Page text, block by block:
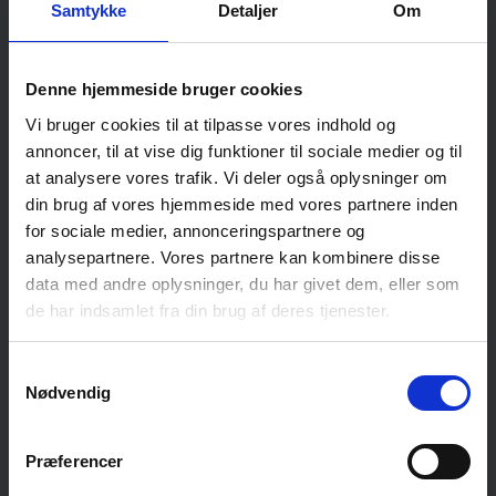
Samtykke Detaljer Om
Denne hjemmeside bruger cookies
Vi bruger cookies til at tilpasse vores indhold og
annoncer, til at vise dig funktioner til sociale medier og til
at analysere vores trafik. Vi deler også oplysninger om
din brug af vores hjemmeside med vores partnere inden
for sociale medier, annonceringspartnere og
analysepartnere. Vores partnere kan kombinere disse
data med andre oplysninger, du har givet dem, eller som
de har indsamlet fra din brug af deres tjenester.
Nødvendig
Præferencer
Læs om vores forskellige
services
Hos Sergel bekymrer vi os om dig og din kunde. Med stor
erfaring og ekspertise kan vi hjælpe dig, så du kan fokusere
på det, der er vigtigst, din kerneforretning.
Juridiske tjenester